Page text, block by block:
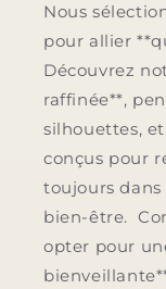
Nous
pour allier
Découvrez
raffinée**,
silhouettes,
conçus pour
toujours
bien-être.
opter pour